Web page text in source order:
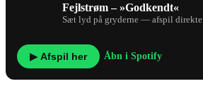
Fejlstrøm – »Godkendt«
Sæt lyd på gryderne — afspil direkte
▶ Afspil her Åbn i Spotify